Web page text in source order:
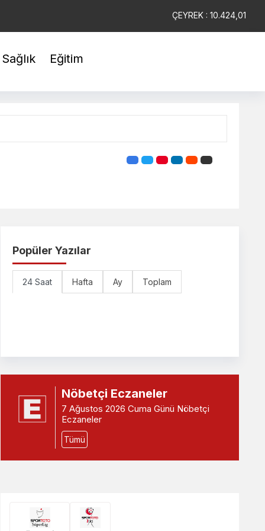
BİLEZİK : 5.941,68
Sağlık Eğitim
Popüler Yazılar
24 Saat Hafta Ay Toplam
Nöbetçi Eczaneler
7 Ağustos 2026 Cuma Günü Nöbetçi
Eczaneler
Tümü